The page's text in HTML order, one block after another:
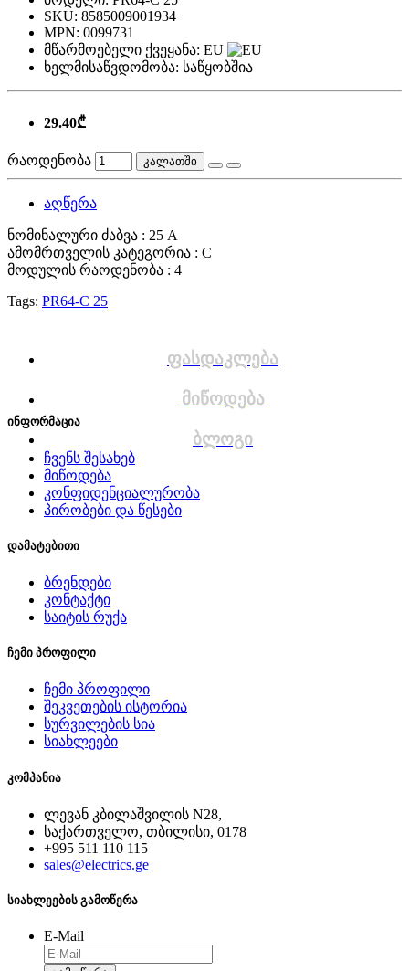
SKU: 8585009001934
MPN: 0099731
მწარმოებელი ქვეყანა: EU
ხელმისაწვდომობა: საწყობშია
29.40₾
რაოდენობა კალათში
აღწერა
ნომინალური ძაბვა : 25 A
ამომრთველის კატეგორია : C
მოდულის რაოდენობა : 4
Tags: PR64-C 25
ფასდაკლება
მიწოდება
ბლოგი
ინფორმაცია
ჩვენს შესახებ
მიწოდება
კონფიდენციალურობა
პირობები და წესები
დამატებითი
ბრენდები
კონტაქტი
საიტის რუქა
ჩემი პროფილი
ჩემი პროფილი
შეკვეთების ისტორია
სურვილების სია
სიახლეები
კომპანია
ლევან კბილაშვილის N28,
საქართველო, თბილისი, 0178
+995 511 110 115
sales@electrics.ge
სიახლეების გამოწერა
E-Mail